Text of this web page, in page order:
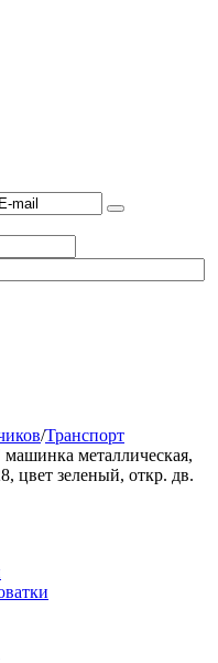
/Транспорт
металлическая,
цвет зеленый, откр. дв.